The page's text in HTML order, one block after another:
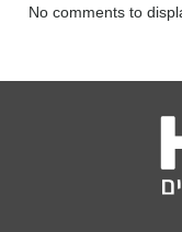
No comments to